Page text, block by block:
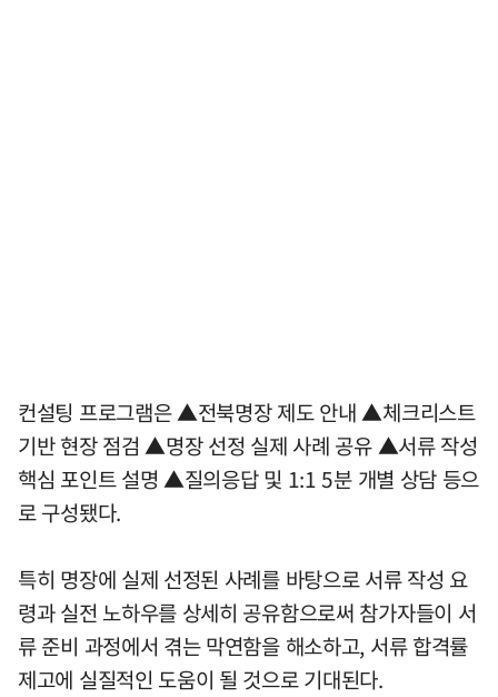
컨설팅 프로그램은 ▲전북명장 제도 안내 ▲체크리스트
기반 현장 점검 ▲명장 선정 실제 사례 공유 ▲서류 작성
핵심 포인트 설명 ▲질의응답 및 1:1 5분 개별 상담 등으
로 구성됐다.
특히 명장에 실제 선정된 사례를 바탕으로 서류 작성 요
령과 실전 노하우를 상세히 공유함으로써 참가자들이 서
류 준비 과정에서 겪는 막연함을 해소하고, 서류 합격률
제고에 실질적인 도움이 될 것으로 기대된다.